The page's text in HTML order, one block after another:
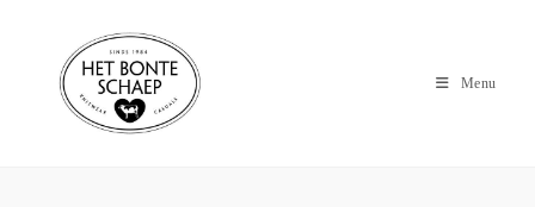
Menu